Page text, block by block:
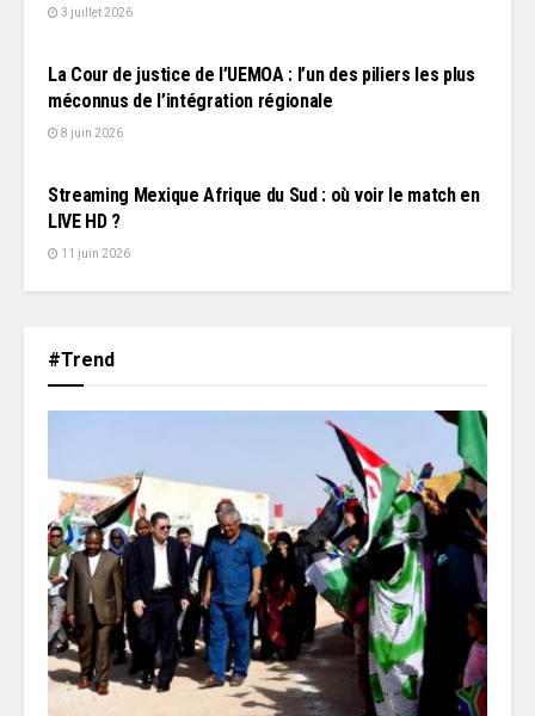
3 juillet 2026
La Cour de justice de l’UEMOA : l’un des piliers les plus
méconnus de l’intégration régionale
8 juin 2026
Streaming Mexique Afrique du Sud : où voir le match en
LIVE HD ?
11 juin 2026
#Trend